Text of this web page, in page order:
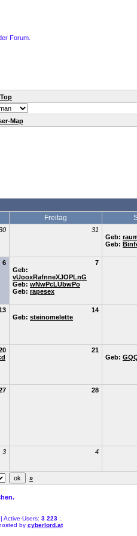
Forum.
Top
Map
Freitag
31
Geb:
Geb:
6
7
Geb:
vUooxRafnneXJOPLnG
Geb: wNwPcLUbwPo
Geb: rapesex
14
Geb: steinomelette
21
Geb:
28
3 4
»
Active-Users: 3 223:.
by cyberlord.at